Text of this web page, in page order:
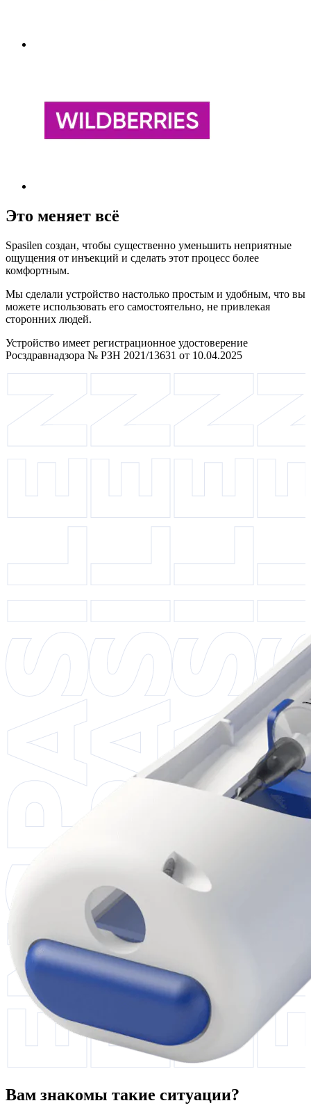
Это меняет всё
Spasilen создан, чтобы существенно уменьшить неприятные
ощущения от инъекций и сделать этот процесс более
комфортным.
Мы сделали устройство настолько простым и удобным, что вы
можете использовать его самостоятельно, не привлекая
сторонних людей.
Устройство имеет регистрационное удостоверение
Росздравнадзора № РЗН 2021/13631 от 10.04.2025
Вам знакомы такие ситуации?